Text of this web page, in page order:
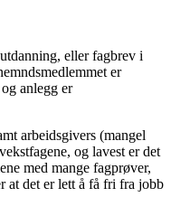
eller fagbrev i
er
anlegg er
arbeidsgivers (mangel
og lavest er det
med mange fagprøver,
at det er lett å få fri fra jobb